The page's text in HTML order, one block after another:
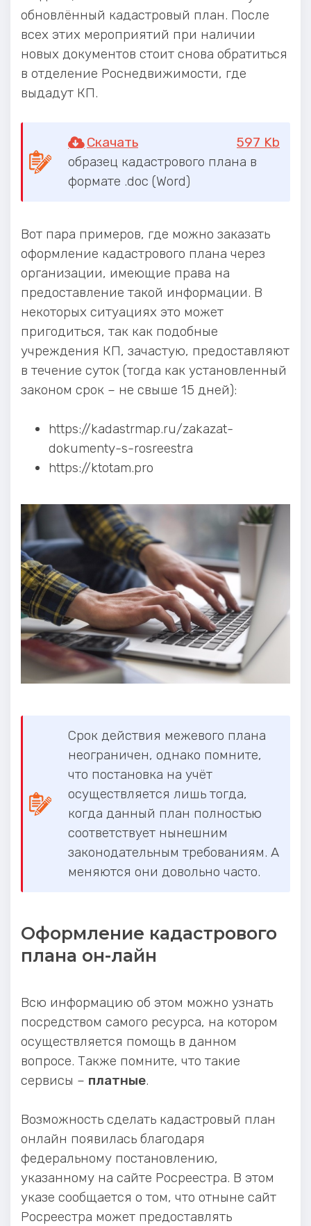
обновлённый кадастровый план. После
всех этих мероприятий при наличии
новых документов стоит снова обратиться
в отделение Роснедвижимости, где
выдадут КП.
Скачать
597 Kb
образец кадастрового плана в
формате .doc (Word)
Вот пара примеров, где можно заказать
оформление кадастрового плана через
организации, имеющие права на
предоставление такой информации. В
некоторых ситуациях это может
пригодиться, так как подобные
учреждения КП, зачастую, предоставляют
в течение суток (тогда как установленный
законом срок – не свыше 15 дней):
https://kadastrmap.ru/zakazat-
dokumenty-s-rosreestra
https://ktotam.pro
Срок действия межевого плана
неограничен, однако помните,
что постановка на учёт
осуществляется лишь тогда,
когда данный план полностью
соответствует нынешним
законодательным требованиям. А
меняются они довольно часто.
Оформление кадастрового
плана он-лайн
Всю информацию об этом можно узнать
посредством самого ресурса, на котором
осуществляется помощь в данном
вопросе. Также помните, что такие
сервисы – платные.
Возможность сделать кадастровый план
онлайн появилась благодаря
федеральному постановлению,
указанному на сайте Росреестра. В этом
указе сообщается о том, что отныне сайт
Росреестра может предоставлять